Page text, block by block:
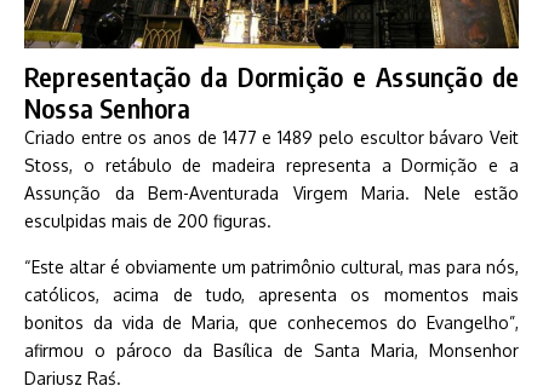
Representação da Dormição e Assunção de
Nossa Senhora
Criado entre os anos de 1477 e 1489 pelo escultor bávaro Veit
Stoss, o retábulo de madeira representa a Dormição e a
Assunção da Bem-Aventurada Virgem Maria. Nele estão
esculpidas mais de 200 figuras.
“Este altar é obviamente um patrimônio cultural, mas para nós,
católicos, acima de tudo, apresenta os momentos mais
bonitos da vida de Maria, que conhecemos do Evangelho”,
afirmou o pároco da Basílica de Santa Maria, Monsenhor
Dariusz Raś.